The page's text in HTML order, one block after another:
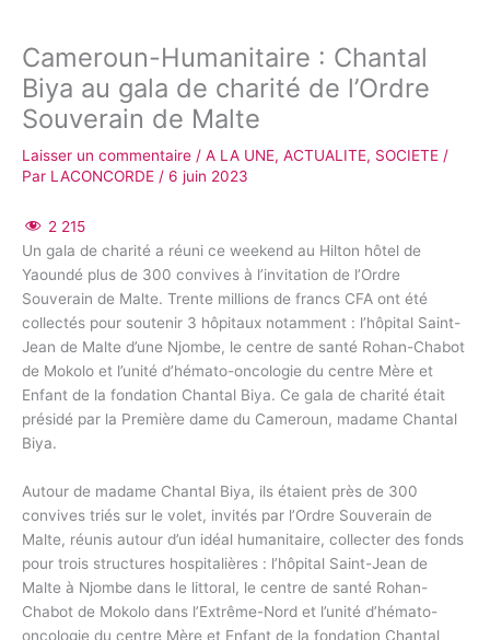
Cameroun-Humanitaire : Chantal
Biya au gala de charité de l’Ordre
Souverain de Malte
Laisser un commentaire / A LA UNE, ACTUALITE, SOCIETE /
Par LACONCORDE / 6 juin 2023
2 215
Un gala de charité a réuni ce weekend au Hilton hôtel de
Yaoundé plus de 300 convives à l’invitation de l’Ordre
Souverain de Malte. Trente millions de francs CFA ont été
collectés pour soutenir 3 hôpitaux notamment : l’hôpital Saint-
Jean de Malte d’une Njombe, le centre de santé Rohan-Chabot
de Mokolo et l’unité d’hémato-oncologie du centre Mère et
Enfant de la fondation Chantal Biya. Ce gala de charité était
présidé par la Première dame du Cameroun, madame Chantal
Biya.
Autour de madame Chantal Biya, ils étaient près de 300
convives triés sur le volet, invités par l’Ordre Souverain de
Malte, réunis autour d’un idéal humanitaire, collecter des fonds
pour trois structures hospitalières : l’hôpital Saint-Jean de
Malte à Njombe dans le littoral, le centre de santé Rohan-
Chabot de Mokolo dans l’Extrême-Nord et l’unité d’hémato-
oncologie du centre Mère et Enfant de la fondation Chantal